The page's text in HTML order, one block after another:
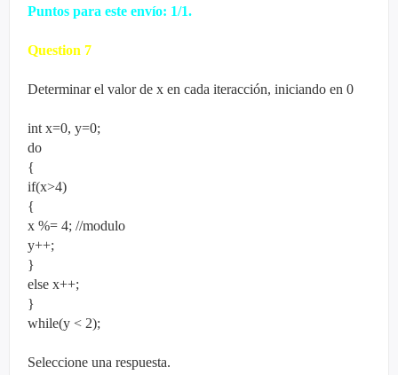
Puntos para este envío: 1/1.
Question 7
Determinar el valor de x en cada iteracción, iniciando en 0
int x=0, y=0;
do
{
if(x>4)
{
x %= 4; //modulo
y++;
}
else x++;
}
while(y < 2);
Seleccione una respuesta.